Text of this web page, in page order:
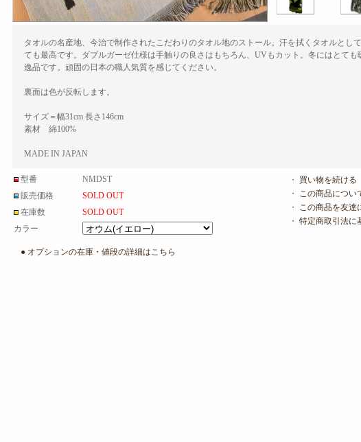
タオルの名産地、今治で制作されたこだわりのタオル地のストール。汗を拭くタオルとし
ても最高です。ダブルガーゼ仕様は手触りの良さはもちろん、UVもカット。冬にはとて
逸品です。頑固の日本の職人気質を感じてください。
裏面は色が反転します。
サイズ＝幅31cm 長さ146cm
素材 綿100%
MADE IN JAPAN
型番
NMDST
販売価格
SOLD OUT
在庫数
SOLD OUT
カラー
● オプションの在庫・値段の詳細はこちら
・ 買い物を続ける
・ この商品につい
・ この商品を友達
・ 特定商取引法に